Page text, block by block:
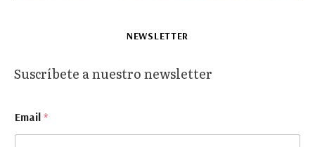
NEWSLETTER
Suscríbete a nuestro newsletter
m
a
Email *